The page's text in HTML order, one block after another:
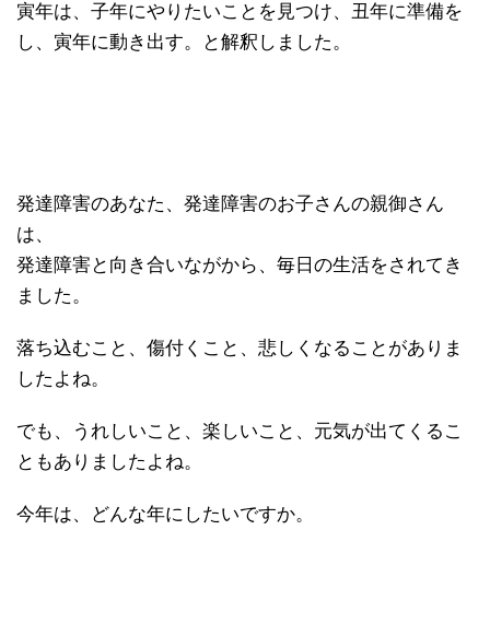
寅年は、子年にやりたいことを見つけ、丑年に準備を
し、寅年に動き出す。と解釈しました。
発達障害のあなた、発達障害のお子さんの親御さん
は、
発達障害と向き合いながから、毎日の生活をされてき
ました。
落ち込むこと、傷付くこと、悲しくなることがありま
したよね。
でも、うれしいこと、楽しいこと、元気が出てくるこ
ともありましたよね。
今年は、どんな年にしたいですか。